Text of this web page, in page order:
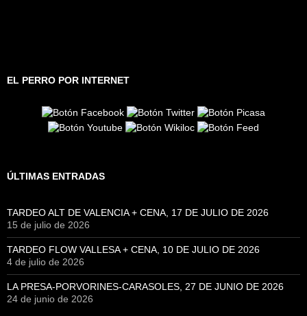
EL PERRO POR INTERNET
ÚLTIMAS ENTRADAS
TARDEO ALT DE VALENCIA + CENA, 17 DE JULIO DE 2026
15 de julio de 2026
TARDEO FLOW VALLESA + CENA, 10 DE JULIO DE 2026
4 de julio de 2026
LA PRESA-PORVORINES-CARASOLES, 27 DE JUNIO DE 2026
24 de junio de 2026